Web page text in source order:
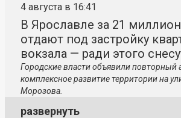
4 августа в 16:41
В Ярославле за 21
отдают под застройку
вокзала — ради этого
Городские власти объявили повторный
комплексное развитие территории на
Морозова.
развернуть